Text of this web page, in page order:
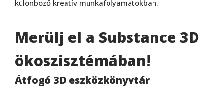
különböző kreatív munkafolyamatokban.
Merülj el a Substance 3D
ökoszisztémában!
Átfogó 3D eszközkönyvtár